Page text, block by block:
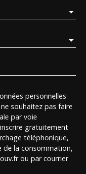
personnelles
souhaitez pas faire
par voie
gratuitement
téléphonique,
de la consommation,
ou par courrier